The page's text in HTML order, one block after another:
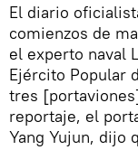
El diario
comienzos de
el experto naval
Ejército Popular
tres
reportaje, el
Yang Yujun, dijo